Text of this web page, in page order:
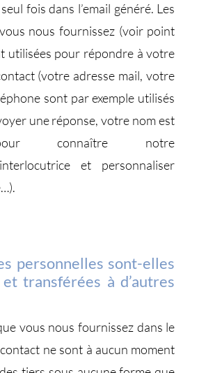
fois dans l’email généré. Les
nous fournissez (voir point
utilisées pour répondre à votre
(votre adresse mail, votre
sont par exemple utilisés
une réponse, votre nom est
connaître notre
et personnaliser
personnelles sont-elles
transférées à d’autres
vous nous fournissez dans le
ne sont à aucun moment